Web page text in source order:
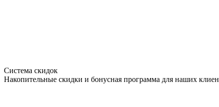
Система скидок
Накопительные скидки и бонусная программа для наших